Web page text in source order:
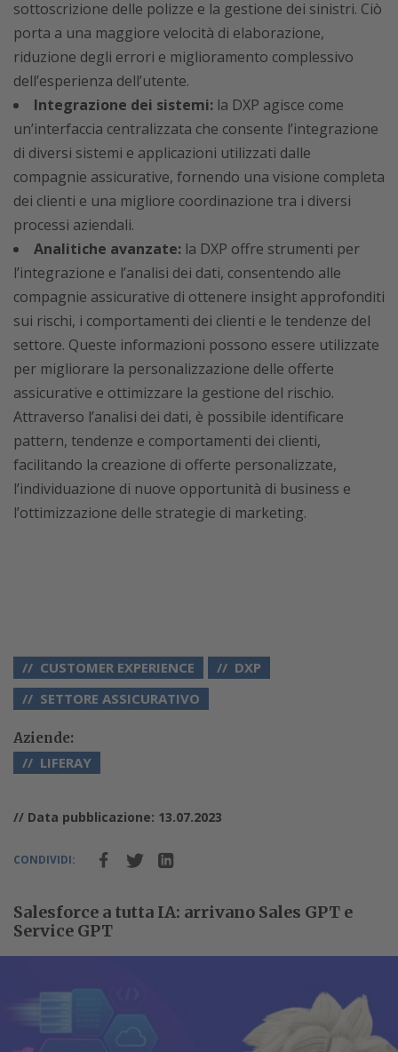
sottoscrizione delle polizze e la gestione dei sinistri. Ciò
porta a una maggiore velocità di elaborazione,
riduzione degli errori e miglioramento complessivo
dell’esperienza dell’utente.
Integrazione dei sistemi: la DXP agisce come
un’interfaccia centralizzata che consente l’integrazione
di diversi sistemi e applicazioni utilizzati dalle
compagnie assicurative, fornendo una visione completa
dei clienti e una migliore coordinazione tra i diversi
processi aziendali.
Analitiche avanzate: la DXP offre strumenti per
l’integrazione e l’analisi dei dati, consentendo alle
compagnie assicurative di ottenere insight approfonditi
sui rischi, i comportamenti dei clienti e le tendenze del
settore. Queste informazioni possono essere utilizzate
per migliorare la personalizzazione delle offerte
assicurative e ottimizzare la gestione del rischio.
Attraverso l’analisi dei dati, è possibile identificare
pattern, tendenze e comportamenti dei clienti,
facilitando la creazione di offerte personalizzate,
l’individuazione di nuove opportunità di business e
l’ottimizzazione delle strategie di marketing.
CUSTOMER EXPERIENCE
DXP
SETTORE ASSICURATIVO
Aziende:
LIFERAY
// Data pubblicazione: 13.07.2023
CONDIVIDI:
Salesforce a tutta IA: arrivano Sales GPT e
Service GPT